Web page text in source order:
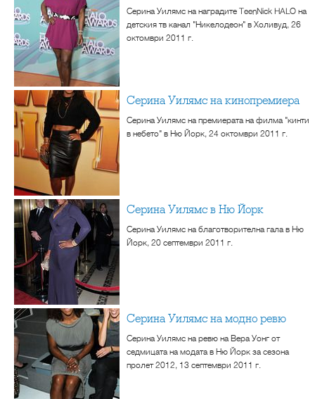
Серина Уилямс на наградите TeenNick HALO на
детския тв канал "Никелодеон" в Холивуд, 26
октомври 2011 г.
Серина Уилямс на кинопремиера
Серина Уилямс на премиерата на филма "кинти
в небето" в Ню Йорк, 24 октомври 2011 г.
Серина Уилямс в Ню Йорк
Серина Уилямс на благотворителна гала в Ню
Йорк, 20 септември 2011 г.
Серина Уилямс на модно ревю
Серина Уилямс на ревю на Вера Уонг от
седмицата на модата в Ню Йорк за сезона
пролет 2012, 13 септември 2011 г.